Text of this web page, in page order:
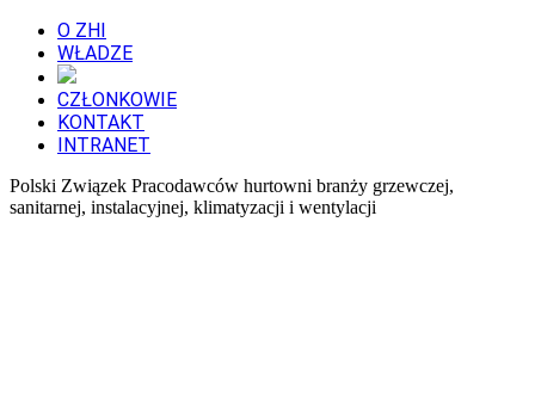
O ZHI
WŁADZE
CZŁONKOWIE
KONTAKT
INTRANET
Polski Związek Pracodawców hurtowni branży grzewczej,
sanitarnej, instalacyjnej, klimatyzacji i wentylacji